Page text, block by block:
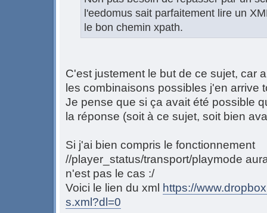
l'eedomus sait parfaitement lire un
le bon chemin xpath.
C'est justement le but de ce sujet, car
les combinaisons possibles j'en arrive
Je pense que si ça avait été possible
la réponse (soit à ce sujet, soit bien
Si j'ai bien compris le fonctionnement
//player_status/transport/playmode
n'est pas le cas :/
Voici le lien du xml
https://
s.xml?dl=0